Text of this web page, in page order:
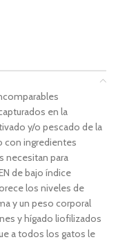
en la
y/o pescado de la
con ingredientes
necesitan para
de bajo índice
los niveles de
y un peso corporal
y hígado liofilizados
a todos los gatos le